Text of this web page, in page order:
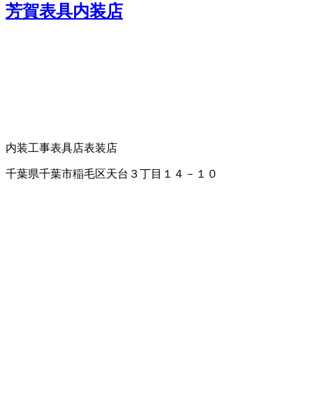
芳賀表具内装店
内装工事表具店表装店
千葉県千葉市稲毛区天台３丁目１４－１０